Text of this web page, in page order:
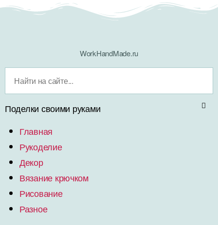
WorkHandMade.ru
Поделки своими руками
Главная
Рукоделие
Декор
Вязание крючком
Рисование
Разное